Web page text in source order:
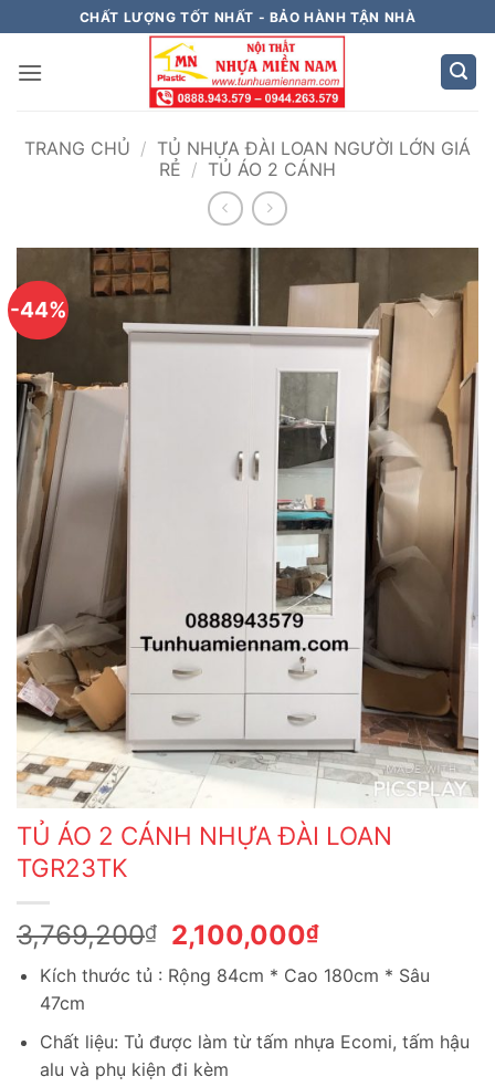
qua
nội
CHẤT LƯỢNG TỐT NHẤT - BẢO HÀNH TẬN NHÀ
TRANG CHỦ / TỦ NHỰA ĐÀI LOAN NGƯỜI LỚN GIÁ
RẺ / TỦ ÁO 2 CÁNH
-44%
TỦ ÁO 2 CÁNH NHỰA ĐÀI LOAN
TGR23TK
3,769,200₫
Giá
gốc
là:
2,100,000₫Giá
hiện
tại
2,100,000₫.
Kích thước tủ : Rộng 84cm * Cao 180cm * Sâu
47cm
Chất liệu: Tủ được làm từ tấm nhựa Ecomi, tấm hậu
alu và phụ kiện đi kèm